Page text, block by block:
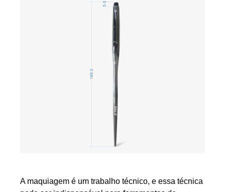
A maquiagem é um trabalho técnico, e essa técnica